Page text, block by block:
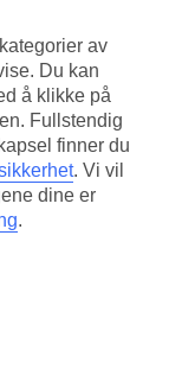
av at du
på
alle rom har
av
Du kan
å klikke på
Fullstendig
finner du
. Vi vil
dine er
.